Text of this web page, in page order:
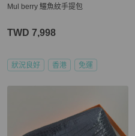
Mul berry 鱷魚紋手提包
TWD 7,998
狀況良好 香港 免運